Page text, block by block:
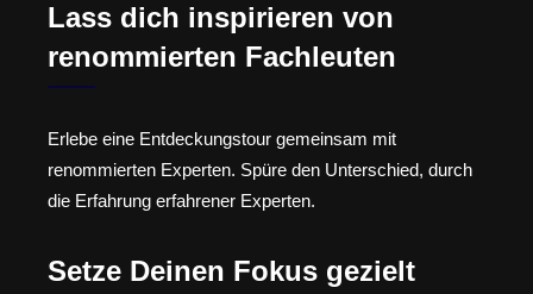
Lass dich inspirieren von
renommierten Fachleuten
Erlebe eine Entdeckungstour gemeinsam mit
renommierten Experten. Spüre den Unterschied, durch
die Erfahrung erfahrener Experten.
Setze Deinen Fokus gezielt